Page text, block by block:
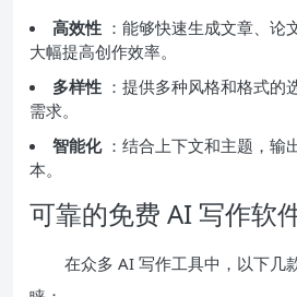
高效性 ：能够快速生成文章、论
大幅提高创作效率。
多样性 ：提供多种风格和格式的
需求。
智能化 ：结合上下文和主题，输
本。
可靠的免费 AI 写作软
在众多 AI 写作工具中，以下几